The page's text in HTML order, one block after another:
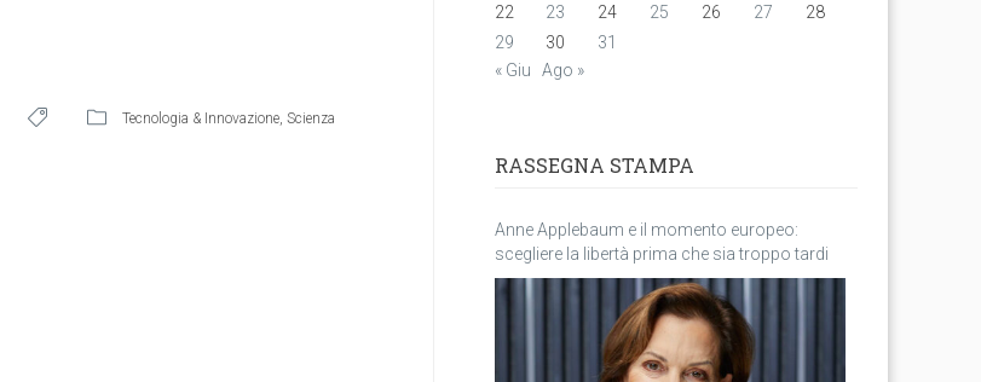
Tecnologia & Innovazione, Scienza
22
23 24 25 26 27
28
29
30
31
« Giu
Ago »
RASSEGNA STAMPA
Anne Applebaum e il momento europeo:
scegliere la libertà prima che sia troppo tardi